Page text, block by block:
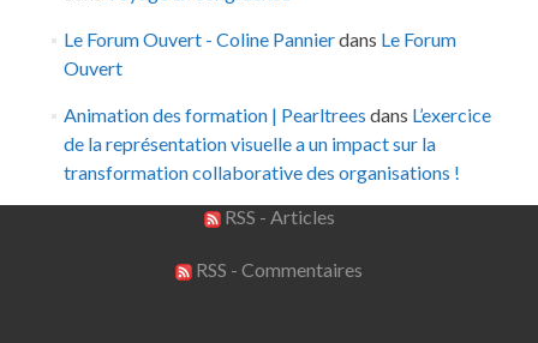
Le Forum Ouvert - Coline Pannierdans Le Forum
Ouvert
Animation des formation | Pearltrees dans L’exercice
de la représentation visuelle a un impact sur la
transformation collaborative des organisations !
RSS - Articles
RSS - Commentaires